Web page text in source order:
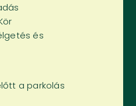
és
a parkolás